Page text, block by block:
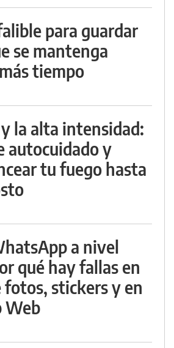
para guardar
se mantenga
tiempo
la alta intensidad:
autocuidado y
tu fuego hasta
a nivel
qué hay fallas en
fotos, stickers y en
Web